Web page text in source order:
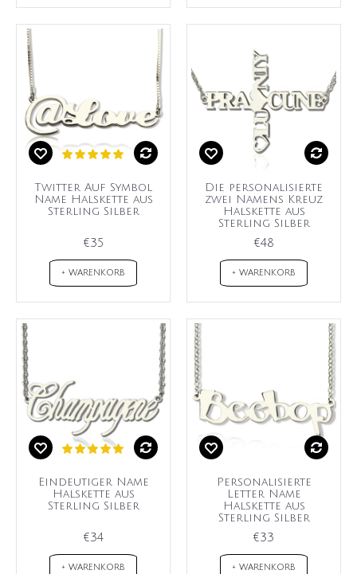
Twitter Auf Symbol
Name Halskette aus
Sterling Silber
€35
+ WARENKORB
Die personalisierte
zwei Namens Kreuz
Halskette aus
Sterling Silber
€48
+ WARENKORB
Eindeutiger Name
Halskette aus
Sterling Silber
€34
+ WARENKORB
Personalisierte
Letter Name
Halskette aus
Sterling Silber
€33
+ WARENKORB